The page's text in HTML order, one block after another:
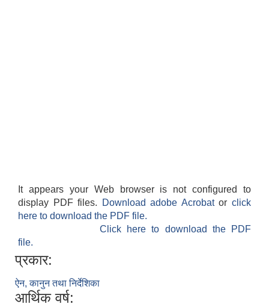
It appears your Web browser is not configured to
display PDF files.
Download adobe Acrobatorclick
here to download the PDF file.
Click here to download the PDF
file.
प्रकार:
ऐन, कानुन तथा निर्देशिका
आर्थिक वर्ष: